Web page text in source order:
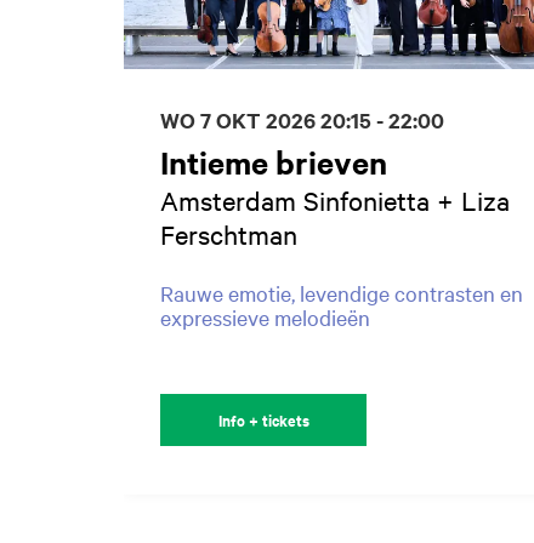
Intieme brieven
Amsterdam Sinfonietta + Liza
Ferschtman
Rauwe emotie, levendige contrasten en
expressieve melodieën
WO 7 OKT 202620:15 - 22:00
Info + tickets